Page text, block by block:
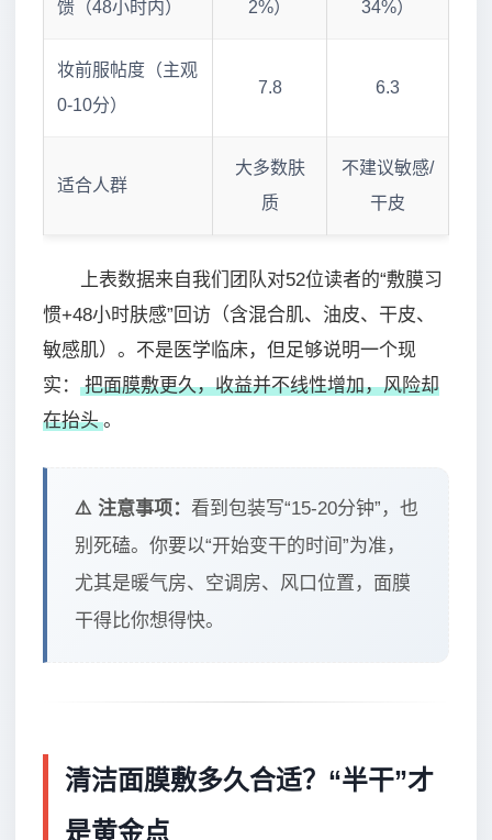
馈（48小时内） 2%） 34%）
妆前服帖度（主观
0-10分）
7.8 6.3
适合人群
大多数肤
质
不建议敏感/
干皮
上表数据来自我们团队对52位读者的“敷膜习
惯+48小时肤感”回访（含混合肌、油皮、干皮、
敏感肌）。不是医学临床，但足够说明一个现
实：
把面膜敷更久，收益并不线性增加，风险却
在抬头 。
⚠️ 注意事项： 看到包装写“15-20分钟”，也
别死磕。你要以“开始变干的时间”为准，
尤其是暖气房、空调房、风口位置，面膜
干得比你想得快。
清洁面膜敷多久合适？“半干”才
是黄金点